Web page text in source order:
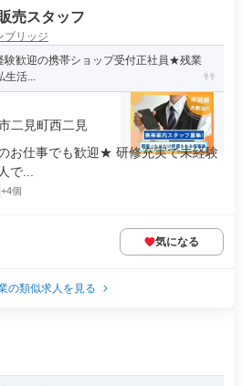
売スタッフ
ブリッジ
験歓迎の携帯ショップ受付正社員★残業
生活...
二見町西二見
お仕事でも歓迎★ 研修充実で未経験
で...
+4個
気になる
の類似求人を見る